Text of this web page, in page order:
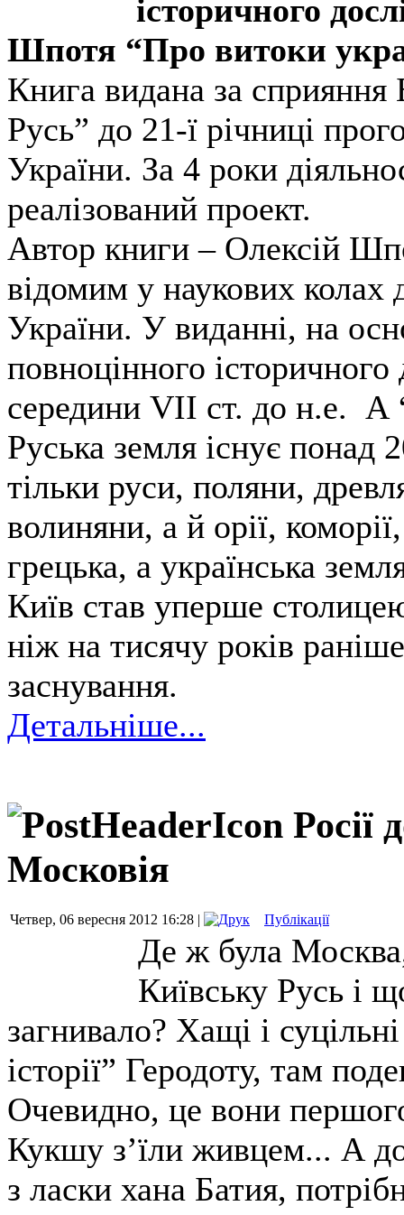
історичного
Шпотя “Про витоки
Книга видана за сприяння
Русь” до 21-ї річниці
України. За 4 роки
реалізований проект.
Автор книги – Олексій
відомим у наукових колах
України. У виданні, на
повноцінного
середини VII ст. до н.е. А
Руська земля існує понад
тільки руси, поляни,
волиняни, а й орії,
грецька, а українська
Київ став уперше
ніж на тисячу років
заснування.
Детальніше...
Росії
Московія
Четвер, 06 вересня 2012 16:28 | Публікації
Де ж була
Київську Русь і
загнивало? Хащі і
історії” Геродоту, там
Очевидно, це вони
Кукшу з’їли живцем... А
з ласки хана Батия,